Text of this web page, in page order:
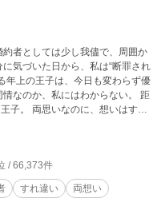
者としては少し我儘で、周囲か
気づいた日から、私は“断罪され
のか、私にはわからない。 距
子。 両思いなのに、想いはすれ
とを。 ――我儘でい
少
ァンタジー。 ※溺愛保証
/ 66,373件
すれ違い 両想い